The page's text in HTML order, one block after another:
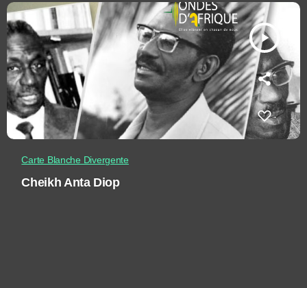
play_arrow
Carte Blanche Divergente
Cheikh Anta Diop